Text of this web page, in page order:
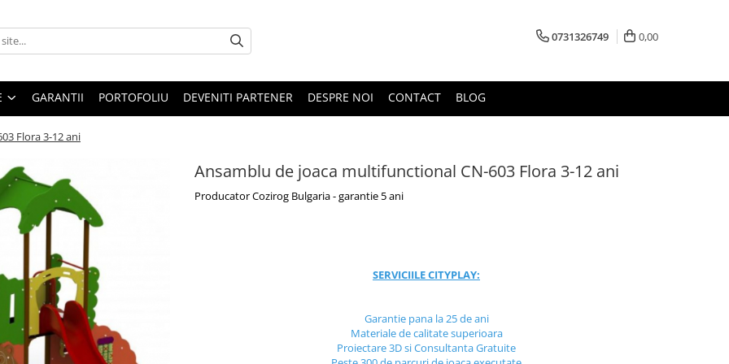
0731326749 0,00
GARANTII PORTOFOLIU DEVENITI PARTENER DESPRE NOI CONTACT BLOG
Flora 3-12 ani
Ansamblu de joaca multifunctional CN-603 Flora 3-12 ani
Producator Cozirog Bulgaria - garantie 5 ani
SERVICIILE CITYPLAY:
Garantie pana la 25 de ani
Materiale de calitate superioara
Proiectare 3D si Consultanta Gratuite